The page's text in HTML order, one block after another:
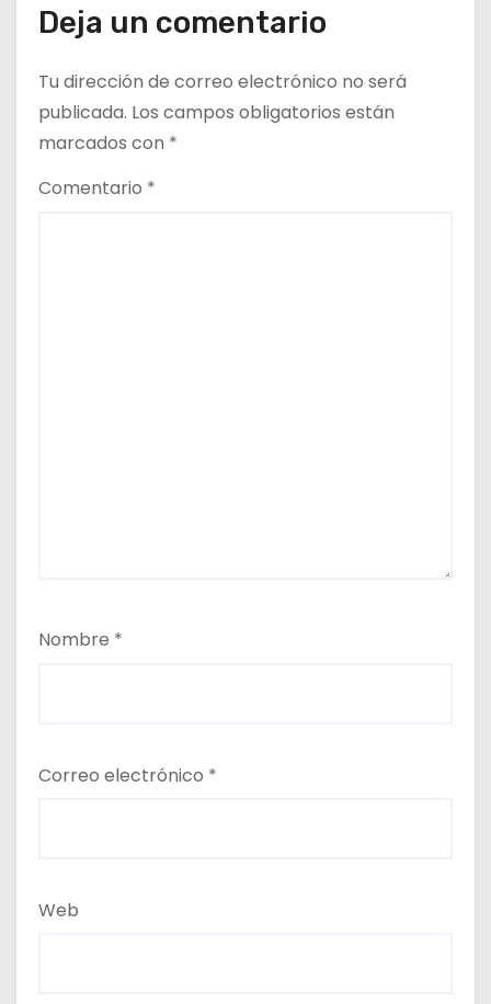
d
a
s
Deja un comentario
Tu dirección de correo electrónico no será
publicada. Los campos obligatorios están
marcados con *
Comentario *
Nombre *
Correo electrónico *
Web